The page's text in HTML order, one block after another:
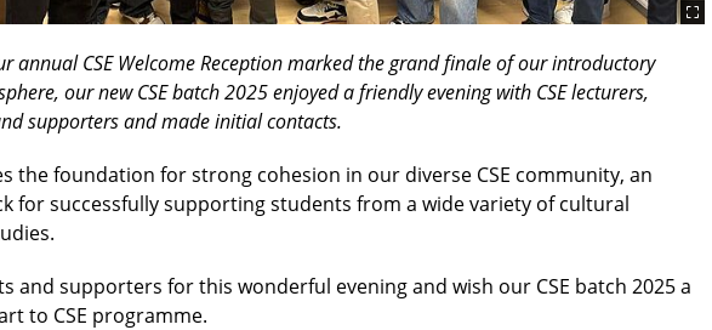
annual CSE Welcome Reception marked the grand finale of our introductory
our new CSE batch 2025 enjoyed a friendly evening with CSE lecturers,
supporters and made initial contacts.
the foundation for strong cohesion in our diverse CSE community, an
for successfully supporting students from a wide variety of cultural
and supporters for this wonderful evening and wish our CSE batch 2025 a
to CSE programme.